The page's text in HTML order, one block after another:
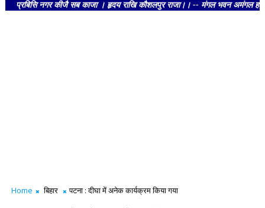
नगर कीजै सब काजा । हृदय राखि कौशलपुर राजा।। -- मंगल भवन अमंगल हारी।
Home बिहार पटना : दीघा में अनेक कार्यक्रम किया गया